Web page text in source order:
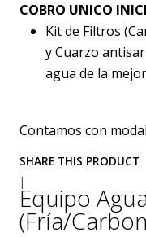
COBRO UNICO
Kit de Filtros
y Cuarzo
agua de la
Contamos con
SHARE THIS PRODUCT
|
Equipo
(Fría/